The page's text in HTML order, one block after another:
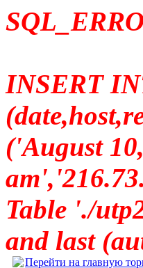
INSERT
('August
Table './
and last